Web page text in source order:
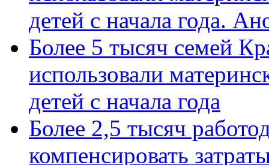
детей с начала года.
Более 5 тысяч семей
использовали
детей с начала года
Более 2,5 тысяч
компенсировать